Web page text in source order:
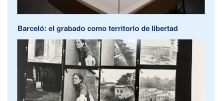
Barceló: el grabado como territorio de libertad